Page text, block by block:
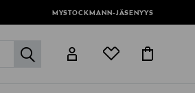
MYSTOCKMANN-JÄSENYYS
label.header.go